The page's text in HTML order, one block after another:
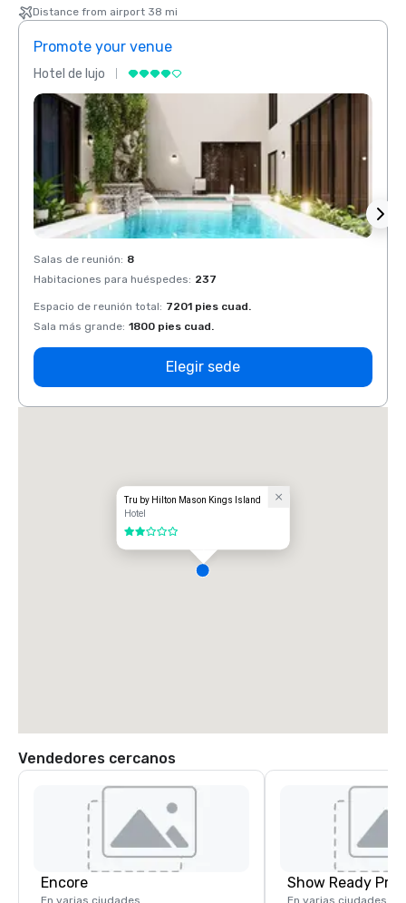
Distance from airport 38 mi
Promote your venue
Hotel de lujo
Salas de reunión: 8
Habitaciones para huéspedes: 237
Espacio de reunión total: 7201 pies cuad.
Sala más grande: 1800 pies cuad.
Elegir sede
Tru by Hilton Mason Kings Island
Hotel
2 de 5
Vendedores cercanos
Encore
En varias ciudades
Show Ready
En varias ciudades